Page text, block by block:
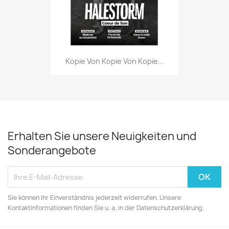
Kopie Von Kopie Von Kopie...
Erhalten Sie unsere Neuigkeiten und
Sonderangebote
Sie können Ihr Einverständnis jederzeit widerrufen. Unsere
Kontaktinformationen finden Sie u. a. in der Datenschutzerklärung.